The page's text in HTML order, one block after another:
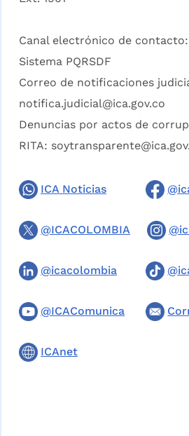
Canal electrónico de contacto:
Sistema PQRSDF
Correo de notificaciones
notifica.judicial@ica.gov.co
Denuncias por actos de
RITA:
ICA Noticias
@ICACOLOMBIA
@icacolombia
@ICAComunica
ICAnet